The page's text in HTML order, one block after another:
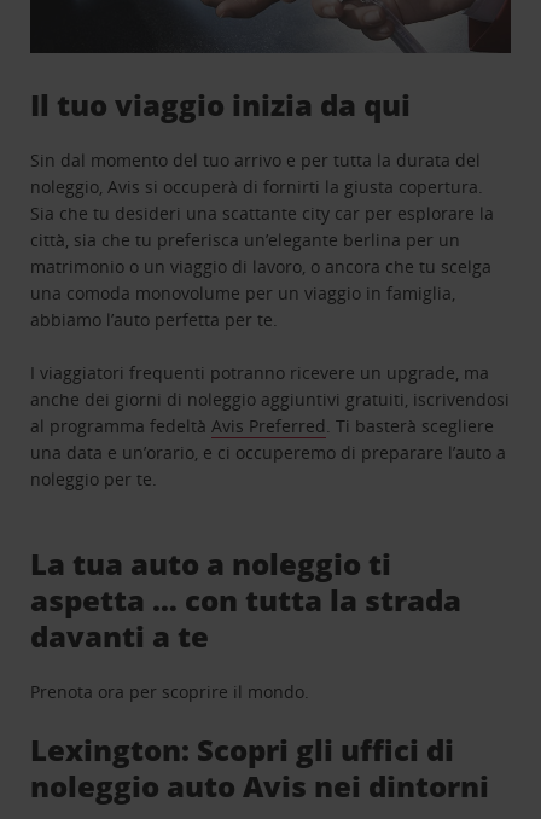
Il tuo viaggio inizia da qui
Sin dal momento del tuo arrivo e per tutta la durata del
noleggio, Avis si occuperà di fornirti la giusta copertura.
Sia che tu desideri una scattante city car per esplorare la
città, sia che tu preferisca un’elegante berlina per un
matrimonio o un viaggio di lavoro, o ancora che tu scelga
una comoda monovolume per un viaggio in famiglia,
abbiamo l’auto perfetta per te.
I viaggiatori frequenti potranno ricevere un upgrade, ma
anche dei giorni di noleggio aggiuntivi gratuiti, iscrivendosi
al programma fedeltàAvis Preferred. Ti basterà scegliere
una data e un’orario, e ci occuperemo di preparare l’auto a
noleggio per te.
La tua auto a noleggio ti
aspetta … con tutta la strada
davanti a te
Prenota ora per scoprire il mondo.
Lexington: Scopri gli uffici di
noleggio auto Avis nei dintorni